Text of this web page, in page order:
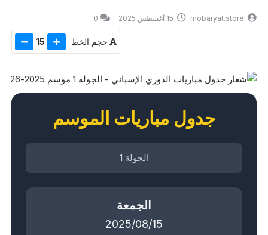
mobaryat.store
0
حجم الخط 15
جدول مباريات الموسم
الجولة 1
الجمعة
2025/08/15